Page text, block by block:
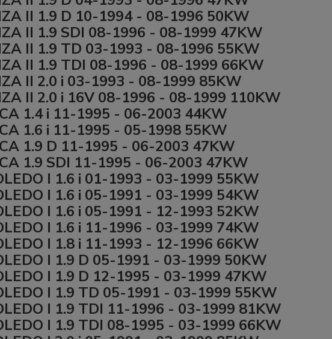
II 1.9 D 10-1994 - 08-1996 50KW
II 1.9 SDI 08-1996 - 08-1999 47KW
II 1.9 TD 03-1993 - 08-1996 55KW
II 1.9 TDI 08-1996 - 08-1999 66KW
II 2.0 i 03-1993 - 08-1999 85KW
II 2.0 i 16V 08-1996 - 08-1999 110KW
1.4 i 11-1995 - 06-2003 44KW
1.6 i 11-1995 - 05-1998 55KW
1.9 D 11-1995 - 06-2003 47KW
1.9 SDI 11-1995 - 06-2003 47KW
I 1.6 i 01-1993 - 03-1999 55KW
I 1.6 i 05-1991 - 03-1999 54KW
I 1.6 i 05-1991 - 12-1993 52KW
I 1.6 i 11-1996 - 03-1999 74KW
I 1.8 i 11-1993 - 12-1996 66KW
I 1.9 D 05-1991 - 03-1999 50KW
I 1.9 D 12-1995 - 03-1999 47KW
I 1.9 TD 05-1991 - 03-1999 55KW
I 1.9 TDI 11-1996 - 03-1999 81KW
I 1.9 TDI 08-1995 - 03-1999 66KW